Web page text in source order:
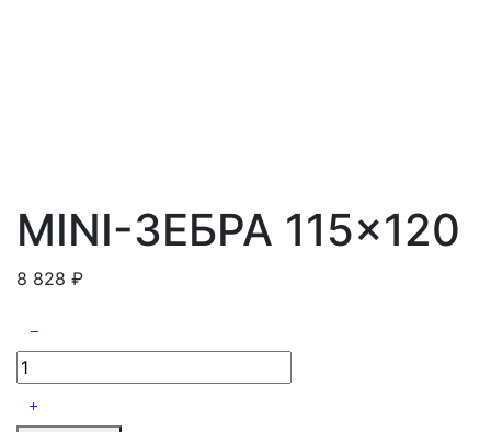
MINI-ЗЕБРА 115×120
8 828 ₽